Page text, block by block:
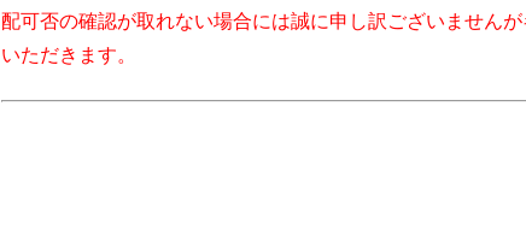
配可否の確認が取れない場合には誠に申し訳ございません
いただきます。